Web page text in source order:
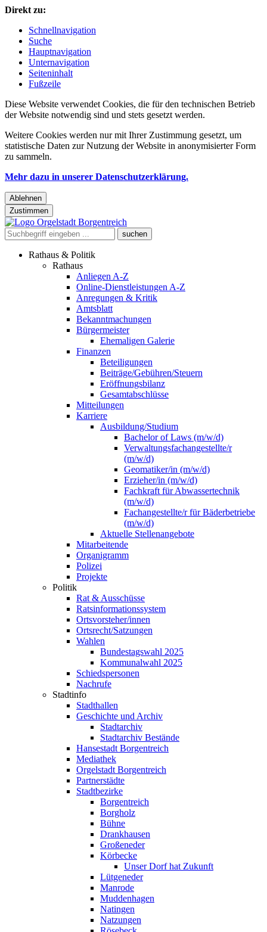
Direkt zu:
Schnellnavigation
Suche
Hauptnavigation
Unternavigation
Seiteninhalt
Fußzeile
Diese Website verwendet Cookies, die für den technischen Betrieb
der Website notwendig sind und stets gesetzt werden.
Weitere Cookies werden nur mit Ihrer Zustimmung gesetzt, um
statistische Daten zur Nutzung der Website in anonymisierter Form
zu sammeln.
Mehr dazu in unserer Datenschutzerklärung.
Ablehnen
Zustimmen
Rathaus & Politik
Rathaus
Anliegen A-Z
Online-Dienstleistungen A-Z
Anregungen & Kritik
Amtsblatt
Bekanntmachungen
Bürgermeister
Ehemaligen Galerie
Finanzen
Beteiligungen
Beiträge/Gebühren/Steuern
Eröffnungsbilanz
Gesamtabschlüsse
Mitteilungen
Karriere
Ausbildung/Studium
Bachelor of Laws (m/w/d)
Verwaltungsfachangestellte/r
(m/w/d)
Geomatiker/in (m/w/d)
Erzieher/in (m/w/d)
Fachkraft für Abwassertechnik
(m/w/d)
Fachangestellte/r für Bäderbetriebe
(m/w/d)
Aktuelle Stellenangebote
Mitarbeitende
Organigramm
Polizei
Projekte
Politik
Rat & Ausschüsse
Ratsinformationssystem
Ortsvorsteher/innen
Ortsrecht/Satzungen
Wahlen
Bundestagswahl 2025
Kommunalwahl 2025
Schiedspersonen
Nachrufe
Stadtinfo
Stadthallen
Geschichte und Archiv
Stadtarchiv
Stadtarchiv Bestände
Hansestadt Borgentreich
Mediathek
Orgelstadt Borgentreich
Partnerstädte
Stadtbezirke
Borgentreich
Borgholz
Bühne
Drankhausen
Großeneder
Körbecke
Unser Dorf hat Zukunft
Lütgeneder
Manrode
Muddenhagen
Natingen
Natzungen